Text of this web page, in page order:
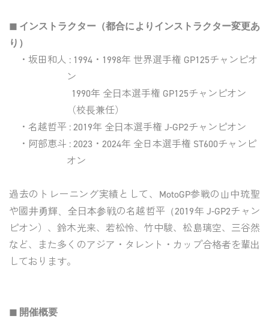
◼︎ インストラクター（都合によりインストラクター変更あ
り）
・坂田和人 : 1994・1998年 世界選手権 GP125チャンピオ
ン
1990年 全日本選手権 GP125チャンピオン
（校長兼任）
・名越哲平 : 2019年 全日本選手権 J-GP2チャンピオン
・阿部恵斗 : 2023・2024年 全日本選手権 ST600チャンピ
オン
過去のトレーニング実績として、MotoGP参戦の山中琉聖
や國井勇輝、全日本参戦の名越哲平（2019年 J-GP2チャン
ピオン）、鈴木光来、若松怜、竹中駿、松島璃空、三谷然
など、また多くのアジア・タレント・カップ合格者を輩出
しております。
◼︎ 開催概要